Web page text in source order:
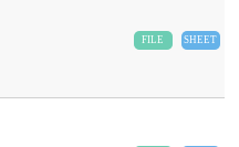
SHEET
FILE